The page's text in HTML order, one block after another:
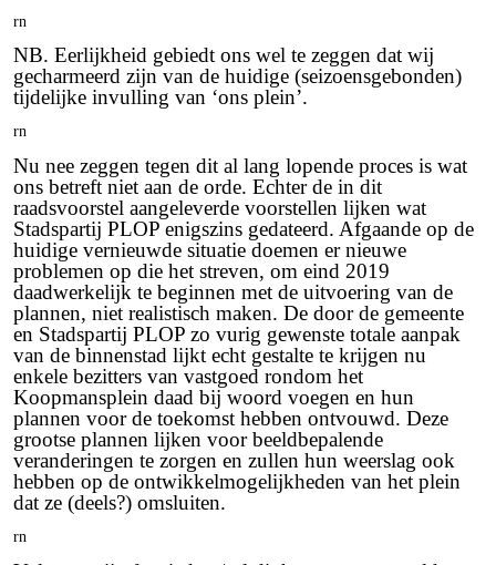
rn
NB. Eerlijkheid gebiedt ons wel te zeggen dat wij
gecharmeerd zijn van de huidige (seizoensgebonden)
tijdelijke invulling van ‘ons plein’.
rn
Nu nee zeggen tegen dit al lang lopende proces is wat
ons betreft niet aan de orde. Echter de in dit
raadsvoorstel aangeleverde voorstellen lijken wat
Stadspartij PLOP enigszins gedateerd. Afgaande op de
huidige vernieuwde situatie doemen er nieuwe
problemen op die het streven, om eind 2019
daadwerkelijk te beginnen met de uitvoering van de
plannen, niet realistisch maken. De door de gemeente
en Stadspartij PLOP zo vurig gewenste totale aanpak
van de binnenstad lijkt echt gestalte te krijgen nu
enkele bezitters van vastgoed rondom het
Koopmansplein daad bij woord voegen en hun
plannen voor de toekomst hebben ontvouwd. Deze
grootse plannen lijken voor beeldbepalende
veranderingen te zorgen en zullen hun weerslag ook
hebben op de ontwikkelmogelijkheden van het plein
dat ze (deels?) omsluiten.
rn